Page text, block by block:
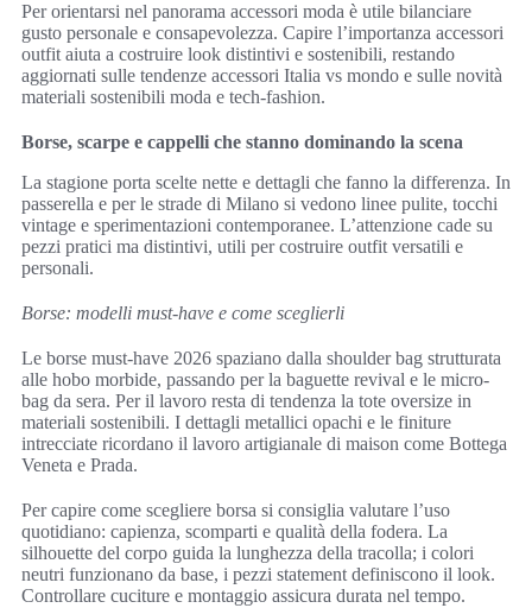
Per orientarsi nel panorama accessori moda è utile bilanciare
gusto personale e consapevolezza. Capire l’importanza accessori
outfit aiuta a costruire look distintivi e sostenibili, restando
aggiornati sulle tendenze accessori Italia vs mondo e sulle novità
materiali sostenibili moda e tech-fashion.
Borse, scarpe e cappelli che stanno dominando la scena
La stagione porta scelte nette e dettagli che fanno la differenza. In
passerella e per le strade di Milano si vedono linee pulite, tocchi
vintage e sperimentazioni contemporanee. L’attenzione cade su
pezzi pratici ma distintivi, utili per costruire outfit versatili e
personali.
Borse: modelli must-have e come sceglierli
Le borse must-have 2026 spaziano dalla shoulder bag strutturata
alle hobo morbide, passando per la baguette revival e le micro-
bag da sera. Per il lavoro resta di tendenza la tote oversize in
materiali sostenibili. I dettagli metallici opachi e le finiture
intrecciate ricordano il lavoro artigianale di maison come Bottega
Veneta e Prada.
Per capire come scegliere borsa si consiglia valutare l’uso
quotidiano: capienza, scomparti e qualità della fodera. La
silhouette del corpo guida la lunghezza della tracolla; i colori
neutri funzionano da base, i pezzi statement definiscono il look.
Controllare cuciture e montaggio assicura durata nel tempo.